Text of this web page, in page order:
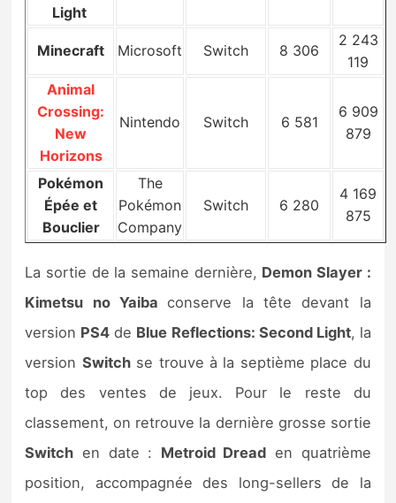
Light
Minecraft Microsoft Switch 8 306
2 243
119
Animal
Crossing:
New
Horizons
Nintendo Switch 6 581
6 909
879
Pokémon
Épée et
Bouclier
The
Pokémon
Company
Switch 6 280
4 169
875
La sortie de la semaine dernière, Demon Slayer :
Kimetsu no Yaibaconserve la tête devant la
version PS4 de Blue Reflections: Second Light, la
version Switchse trouve à la septième place du
top des ventes de jeux. Pour le reste du
classement, on retrouve la dernière grosse sortie
Switch en date : Metroid Dread en quatrième
position, accompagnée des long-sellers de la